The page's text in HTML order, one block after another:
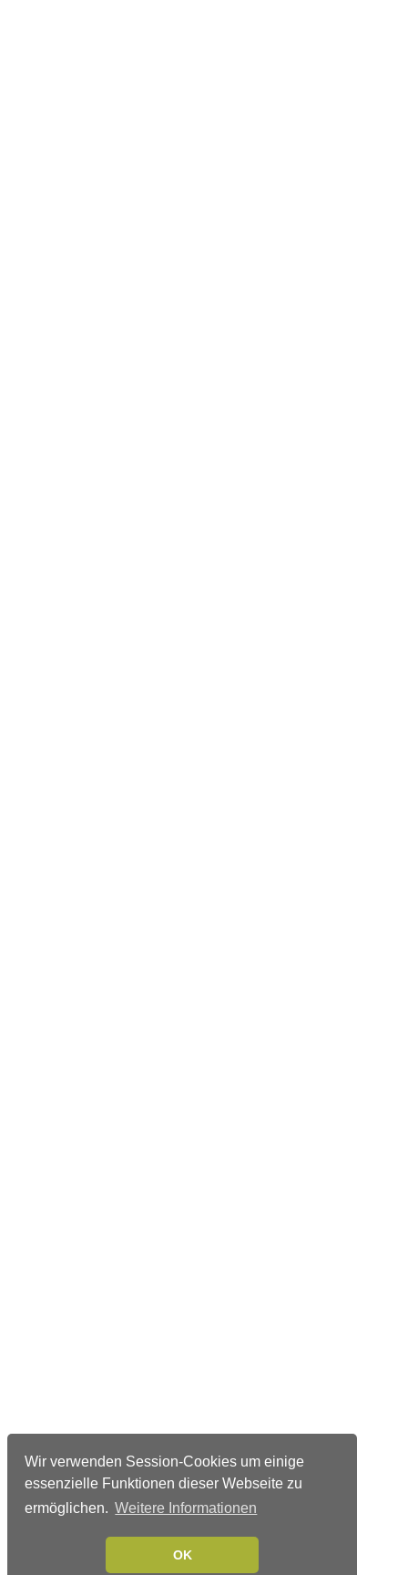
Wir verwenden Session-Cookies um einige
essenzielle Funktionen dieser Webseite zu
ermöglichen. Weitere Informationen
OK